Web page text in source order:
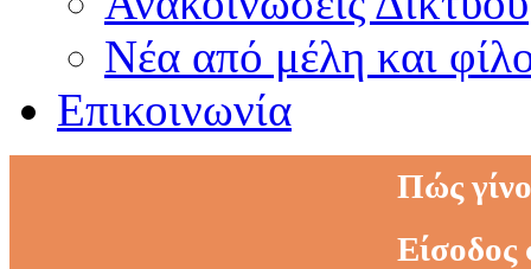
Νέα από μέλη και
Επικοινωνία
Πώς
Είσοδος